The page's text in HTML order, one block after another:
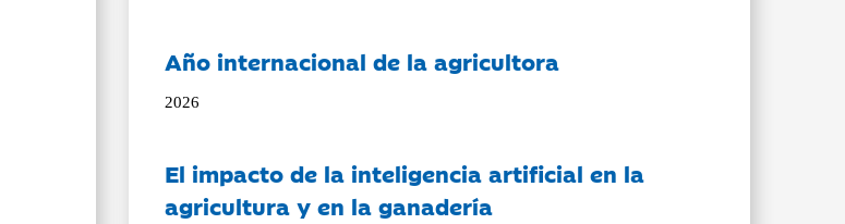
Año internacional de la agricultora
2026
El impacto de la inteligencia artificial en la
agricultura y en la ganadería